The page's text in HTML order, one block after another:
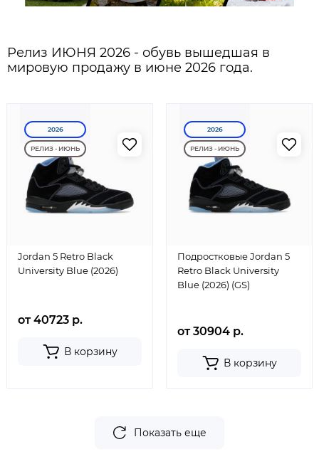
Релиз ИЮНЯ 2026 - обувь вышедшая в
мировую продажу в июне 2026 года.
2026
РЕЛИЗ - ИЮНЬ
Jordan 5 Retro Black
University Blue (2026)
от 40723 р.
В корзину
2026
РЕЛИЗ - ИЮНЬ
Подростковые Jordan 5
Retro Black University
Blue (2026) (GS)
от 30904 р.
В корзину
Показать еще